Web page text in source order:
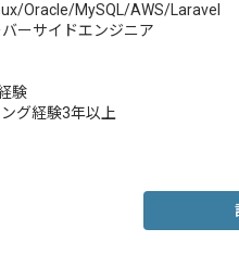
Oracle/MySQL/AWS/Laravel
ーサイドエンジニア
験
グ経験3年以上